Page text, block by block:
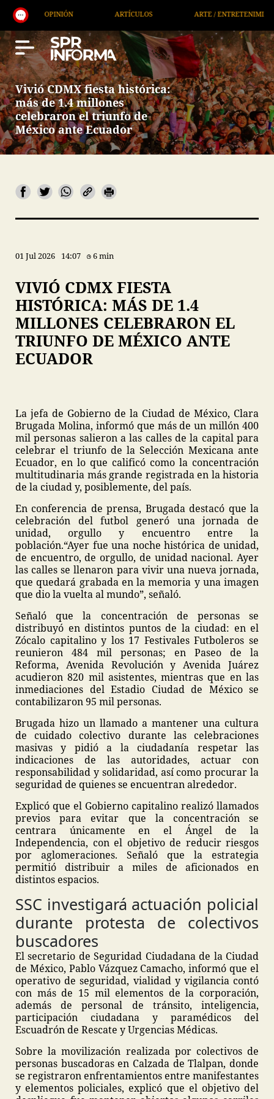
ARTÍCULOS ARTE / ENTRETENIMIENTO
Vivió CDMX fiesta histórica:
más de 1.4 millones
celebraron el triunfo de
México ante Ecuador
01 Jul 2026 14:07 6 min
VIVIÓ CDMX FIESTA
HISTÓRICA: MÁS DE 1.4
MILLONES CELEBRARON EL
TRIUNFO DE MÉXICO ANTE
ECUADOR
La jefa de Gobierno de la Ciudad de México, Clara
Brugada Molina, informó que más de un millón 400
mil personas salieron a las calles de la capital para
celebrar el triunfo de la Selección Mexicana ante
Ecuador, en lo que calificó como la concentración
multitudinaria más grande registrada en la historia
de la ciudad y, posiblemente, del país.
En conferencia de prensa, Brugada destacó que la
celebración del futbol generó una jornada de
unidad, orgullo y encuentro entre la
población.“Ayer fue una noche histórica de unidad,
de encuentro, de orgullo, de unidad nacional. Ayer
las calles se llenaron para vivir una nueva jornada,
que quedará grabada en la memoria y una imagen
que dio la vuelta al mundo”, señaló.
Señaló que la concentración de personas se
distribuyó en distintos puntos de la ciudad: en el
Zócalo capitalino y los 17 Festivales Futboleros se
reunieron 484 mil personas; en Paseo de la
Reforma, Avenida Revolución y Avenida Juárez
acudieron 820 mil asistentes, mientras que en las
inmediaciones del Estadio Ciudad de México se
contabilizaron 95 mil personas.
Brugada hizo un llamado a mantener una cultura
de cuidado colectivo durante las celebraciones
masivas y pidió a la ciudadanía respetar las
indicaciones de las autoridades, actuar con
responsabilidad y solidaridad, así como procurar la
seguridad de quienes se encuentran alrededor.
Explicó que el Gobierno capitalino realizó llamados
previos para evitar que la concentración se
centrara únicamente en el Ángel de la
Independencia, con el objetivo de reducir riesgos
por aglomeraciones. Señaló que la estrategia
permitió distribuir a miles de aficionados en
distintos espacios.
SSC investigará actuación policial
durante protesta de colectivos
buscadores
El secretario de Seguridad Ciudadana de la Ciudad
de México, Pablo Vázquez Camacho, informó que el
operativo de seguridad, vialidad y vigilancia contó
con más de 15 mil elementos de la corporación,
además de personal de tránsito, inteligencia,
participación ciudadana y paramédicos del
Escuadrón de Rescate y Urgencias Médicas.
Sobre la movilización realizada por colectivos de
personas buscadoras en Calzada de Tlalpan, donde
se registraron enfrentamientos entre manifestantes
y elementos policiales, explicó que el objetivo del